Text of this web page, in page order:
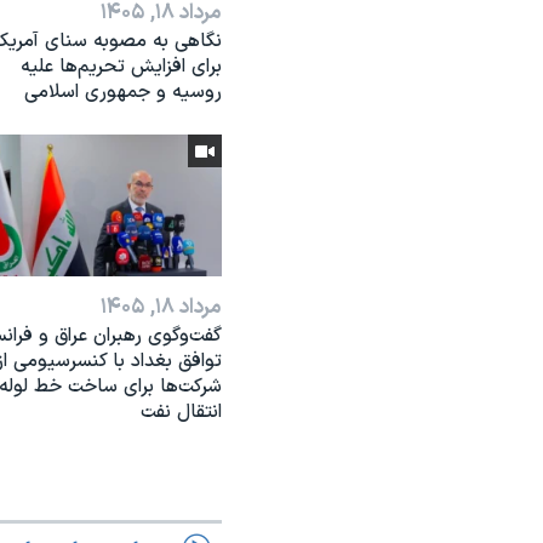
مرداد ۱۸, ۱۴۰۵
نگاهی به مصوبه سنای
برای افزایش تحریم‌ها علیه
روسیه و جمهوری اسلامی
مرداد ۱۸, ۱۴۰۵
گفت‌وگوی رهبران عراق و
توافق بغداد با کنسرسیومی
شرکت‌ها برای ساخت خط
انتقال نفت